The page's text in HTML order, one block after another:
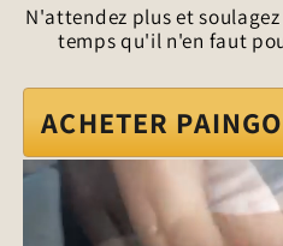
N'attendez plus et
temps qu'il n'en faut
ACHETER